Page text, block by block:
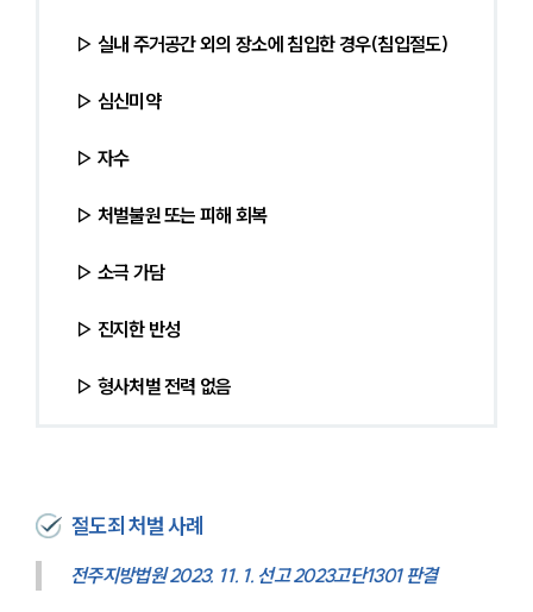
▷ 실내 주거공간 외의 장소에 침입한 경우(침입절도)
▷ 심신미약
▷ 자수
▷ 처벌불원 또는 피해 회복
▷ 소극 가담
▷ 진지한 반성
▷ 형사처벌 전력 없음
절도죄 처벌 사례
전주지방법원 2023. 11. 1. 선고 2023고단1301 판결